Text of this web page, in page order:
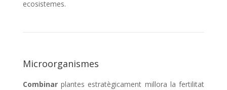
ecosistemes.
Microorganismes
Combinarplantes estratègicament millora la fertilitat